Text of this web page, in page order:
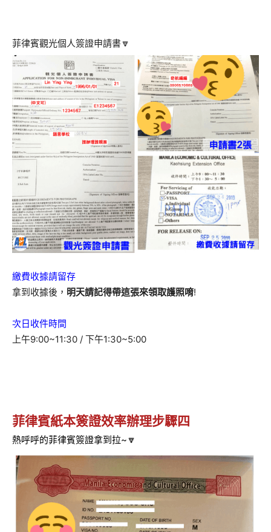
菲律賓觀光個人簽證申請書🔽
繳費收據請留存
拿到收據後， 明天請記得帶這張來領取護照唷!
次日收件時間
上午9:00~11:30 / 下午1:30~5:00
菲律賓紙本簽證效率辦理步驟四
熱呼呼的菲律賓簽證拿到拉~🔽